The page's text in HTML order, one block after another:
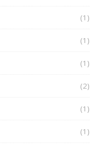
(1)
(1)
(1)
(2)
(1)
(1)